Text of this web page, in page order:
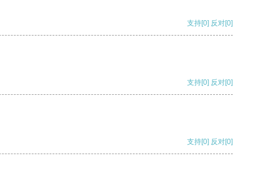
支持[0] 反对[0]
支持[0] 反对[0]
支持[0] 反对[0]